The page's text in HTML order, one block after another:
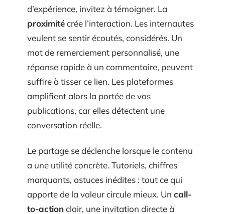
d’expérience, invitez à témoigner. La
proximitécrée l’interaction. Les internautes
veulent se sentir écoutés, considérés. Un
mot de remerciement personnalisé, une
réponse rapide à un commentaire, peuvent
suffire à tisser ce lien. Les plateformes
amplifient alors la portée de vos
publications, car elles détectent une
conversation réelle.
Le partage se déclenche lorsque le contenu
a une utilité concrète. Tutoriels, chiffres
marquants, astuces inédites : tout ce qui
apporte de la valeur circule mieux. Un call-
to-actionclair, une invitation directe à